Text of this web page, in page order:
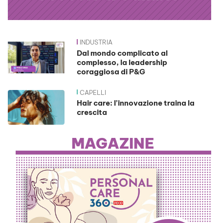
News INDUSTRIA
Dal mondo complicato al
complesso, la leadership
coraggiosa di P&G
CAPELLI
Hair care: l’innovazione traina la
crescita
MAGAZINE